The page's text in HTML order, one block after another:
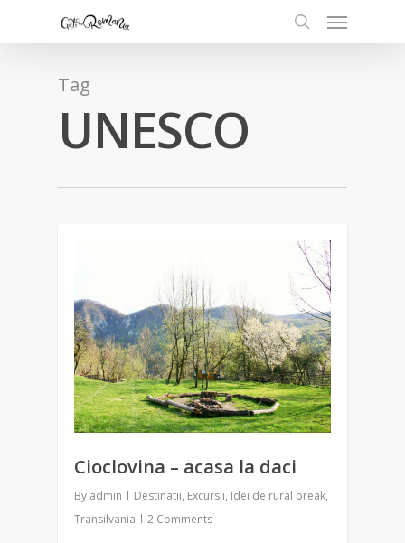
Tag
UNESCO
Cioclovina – acasa la daci
By admin Destinatii, Excursii, Idei de rural break,
Transilvania
2 Comments